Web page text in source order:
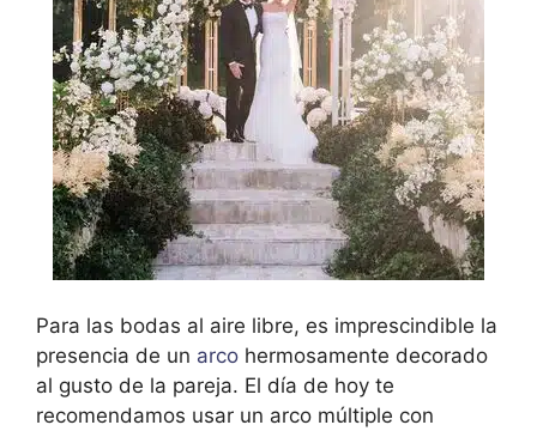
Para las bodas al aire libre, es imprescindible la
presencia de un arco hermosamente decorado
al gusto de la pareja. El día de hoy te
recomendamos usar un arco múltiple con